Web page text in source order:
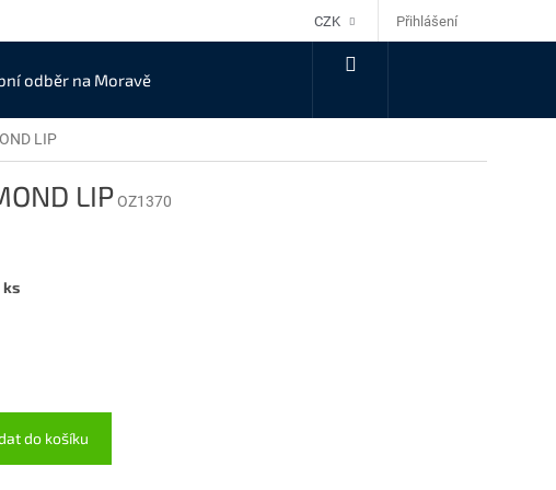
CZK Přihlášení
odběr na Moravě
LIP
LIP OZ1370
do košíku